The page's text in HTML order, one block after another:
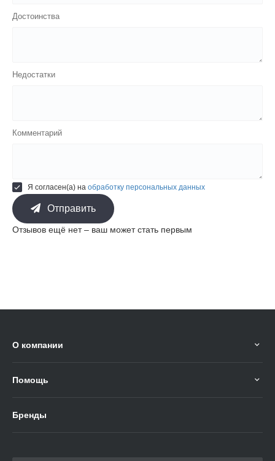
Достоинства
Недостатки
Комментарий
Я согласен(а) на обработку персональных данных
Отправить
Отзывов ещё нет – ваш может стать первым
О компании
Помощь
Бренды